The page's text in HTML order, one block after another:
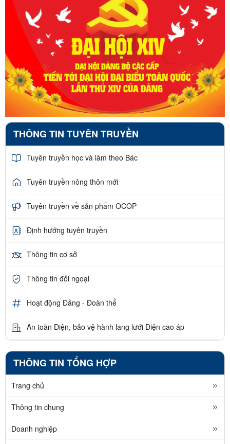
THÔNG TIN TUYÊN TRUYỀN
Tuyên truyền học và làm theo Bác
Tuyên truyền nông thôn mới
Tuyên truyền về sản phẩm OCOP
Định hướng tuyên truyền
Thông tin cơ sở
Thông tin đối ngoại
Hoạt động Đảng - Đoàn thể
An toàn Điện, bảo vệ hành lang lưới Điện cao áp
THÔNG TIN TỔNG HỢP
Trang chủ
Thông tin chung
Doanh nghiệp